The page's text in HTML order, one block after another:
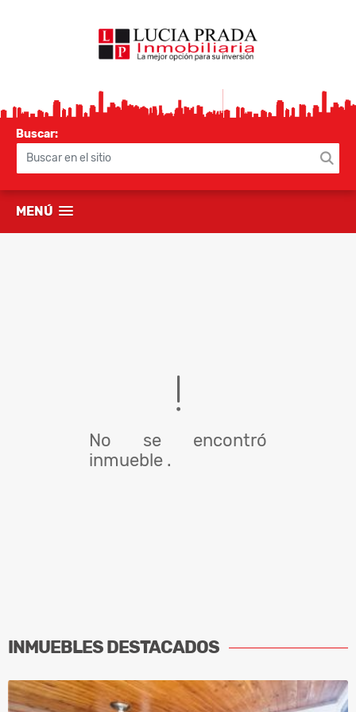
Buscar:
MENÚ
No se encontró
inmueble .
INMUEBLESDESTACADOS